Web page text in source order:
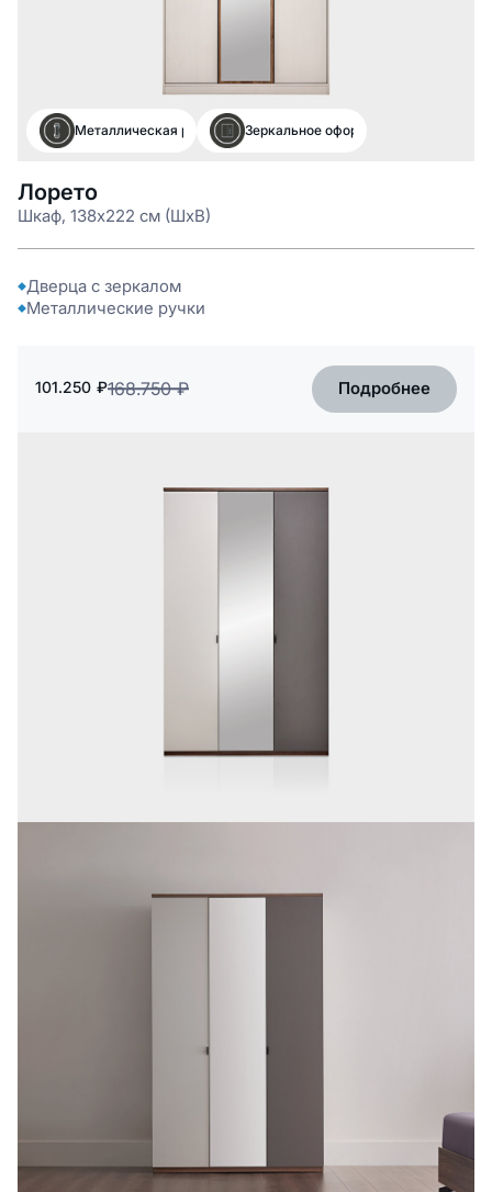
Металлическая ручка Зеркальное оформление
Лорето
Шкаф, 138x222 см (ШxВ)
Дверца с зеркалом
Металлические ручки
168.750 ₽
101.250 ₽ Подробнее